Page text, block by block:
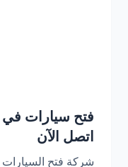
اتصل الآن
شركة فتح السيارات